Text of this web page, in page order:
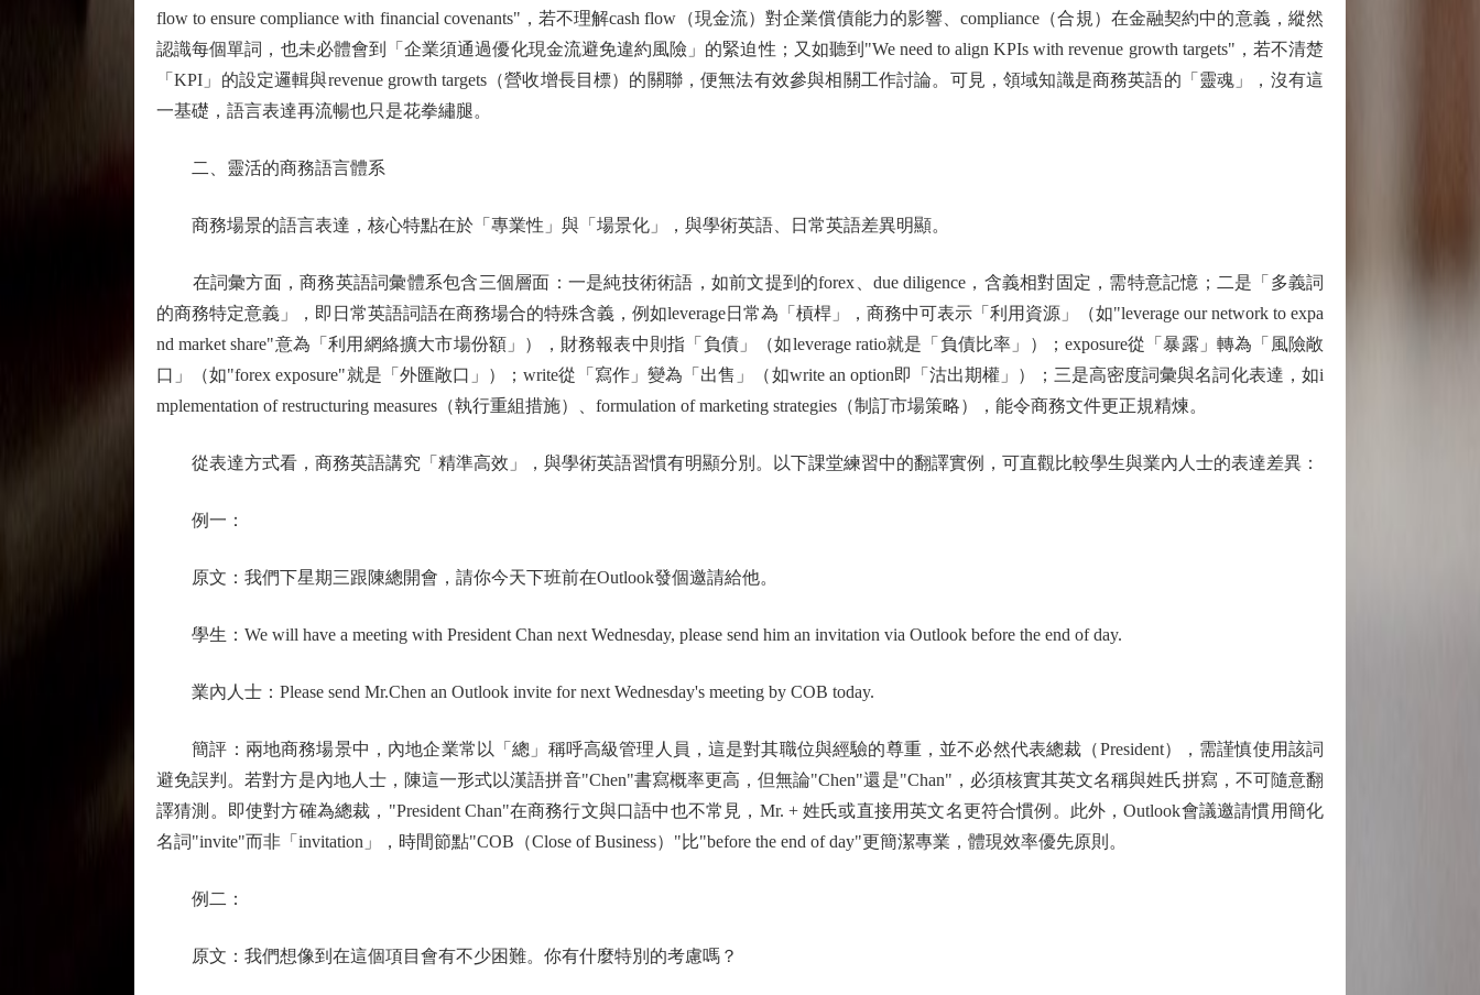
flow to ensure compliance with financial covenants"，若不理解cash flow（現金流）對企業償債能力的影響、compliance（合規）在金融契約中的意義，縱然
認識每個單詞，也未必體會到「企業須通過優化現金流避免違約風險」的緊迫性；又如聽到"We need to align KPIs with revenue growth targets"，若不清楚
「KPI」的設定邏輯與revenue growth targets（營收增長目標）的關聯，便無法有效參與相關工作討論。可見，領域知識是商務英語的「靈魂」，沒有這
一基礎，語言表達再流暢也只是花拳繡腿。
二、靈活的商務語言體系
商務場景的語言表達，核心特點在於「專業性」與「場景化」，與學術英語、日常英語差異明顯。
在詞彙方面，商務英語詞彙體系包含三個層面：一是純技術術語，如前文提到的forex、due diligence，含義相對固定，需特意記憶；二是「多義詞
的商務特定意義」，即日常英語詞語在商務場合的特殊含義，例如leverage日常為「槓桿」，商務中可表示「利用資源」（如"leverage our network to expa
nd market share"意為「利用網絡擴大市場份額」），財務報表中則指「負債」（如leverage ratio就是「負債比率」）；exposure從「暴露」轉為「風險敞
口」（如"forex exposure"就是「外匯敞口」）；write從「寫作」變為「出售」（如write an option即「沽出期權」）；三是高密度詞彙與名詞化表達，如i
mplementation of restructuring measures（執行重組措施）、formulation of marketing strategies（制訂市場策略），能令商務文件更正規精煉。
從表達方式看，商務英語講究「精準高效」，與學術英語習慣有明顯分別。以下課堂練習中的翻譯實例，可直觀比較學生與業內人士的表達差異：
例一：
原文：我們下星期三跟陳總開會，請你今天下班前在Outlook發個邀請給他。
學生：We will have a meeting with President Chan next Wednesday, please send him an invitation via Outlook before the end of day.
業內人士：Please send Mr.Chen an Outlook invite for next Wednesday's meeting by COB today.
簡評：兩地商務場景中，內地企業常以「總」稱呼高級管理人員，這是對其職位與經驗的尊重，並不必然代表總裁（President），需謹慎使用該詞
避免誤判。若對方是內地人士，陳這一形式以漢語拼音"Chen"書寫概率更高，但無論"Chen"還是"Chan"，必須核實其英文名稱與姓氏拼寫，不可隨意翻
譯猜測。即使對方確為總裁，"President Chan"在商務行文與口語中也不常見，Mr. + 姓氏或直接用英文名更符合慣例。此外，Outlook會議邀請慣用簡化
名詞"invite"而非「invitation」，時間節點"COB（Close of Business）"比"before the end of day"更簡潔專業，體現效率優先原則。
例二：
原文：我們想像到在這個項目會有不少困難。你有什麼特別的考慮嗎？